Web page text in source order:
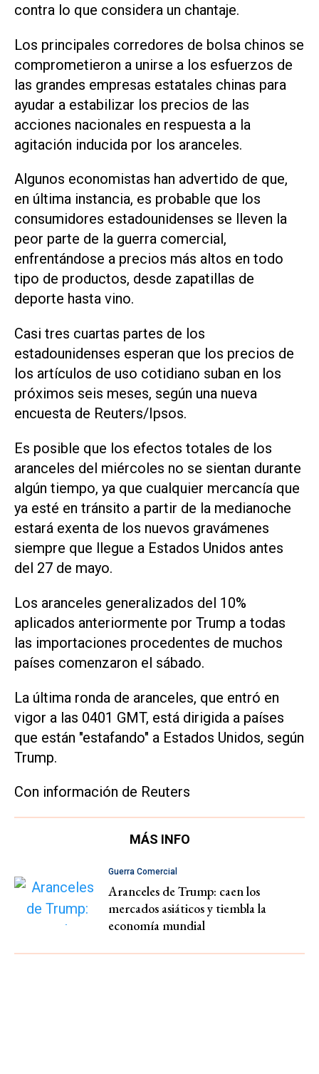
contra lo que considera un chantaje.
Los principales corredores de bolsa chinos se
comprometieron a unirse a los esfuerzos de
las grandes empresas estatales chinas para
ayudar a estabilizar los precios de las
acciones nacionales en respuesta a la
agitación inducida por los aranceles.
Algunos economistas han advertido de que,
en última instancia, es probable que los
consumidores estadounidenses se lleven la
peor parte de la guerra comercial,
enfrentándose a precios más altos en todo
tipo de productos, desde zapatillas de
deporte hasta vino.
Casi tres cuartas partes de los
estadounidenses esperan que los precios de
los artículos de uso cotidiano suban en los
próximos seis meses, según una nueva
encuesta de Reuters/Ipsos.
Es posible que los efectos totales de los
aranceles del miércoles no se sientan durante
algún tiempo, ya que cualquier mercancía que
ya esté en tránsito a partir de la medianoche
estará exenta de los nuevos gravámenes
siempre que llegue a Estados Unidos antes
del 27 de mayo.
Los aranceles generalizados del 10%
aplicados anteriormente por Trump a todas
las importaciones procedentes de muchos
países comenzaron el sábado.
La última ronda de aranceles, que entró en
vigor a las 0401 GMT, está dirigida a países
que están "estafando" a Estados Unidos, según
Trump.
Con información de Reuters
MÁS INFO
Guerra Comercial
Aranceles de Trump: caen los
mercados asiáticos y tiembla la
economía mundial